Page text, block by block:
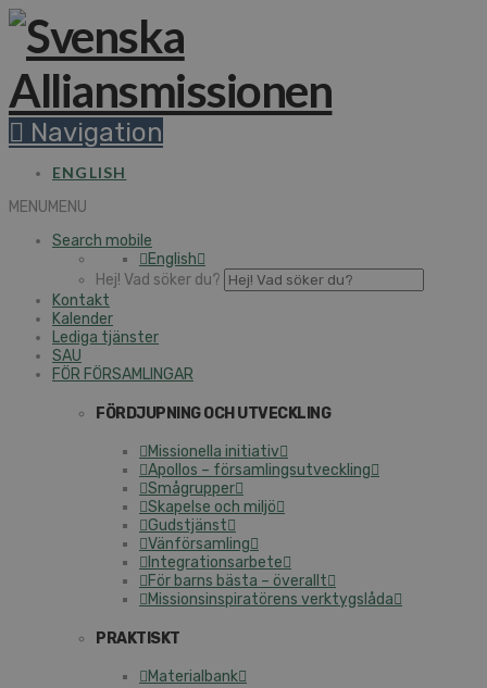
Navigation
ENGLISH
MENUMENU
Search mobile
English
Hej! Vad söker du?
Kontakt
Kalender
Lediga tjänster
SAU
FÖR FÖRSAMLINGAR
FÖRDJUPNING OCH UTVECKLING
Missionella initiativ
Apollos – församlingsutveckling
Smågrupper
Skapelse och miljö
Gudstjänst
Vänförsamling
Integrationsarbete
För barns bästa – överallt
Missionsinspiratörens verktygslåda
PRAKTISKT
Materialbank